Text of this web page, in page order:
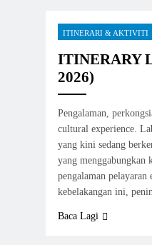
ITINERARI & AKTIVITI
ITINERARY
2026)
Pengalaman,
cultural experience.
yang kini sedang
yang menggabungkan
pengalaman
kebelakangan ini,
Baca Lagi